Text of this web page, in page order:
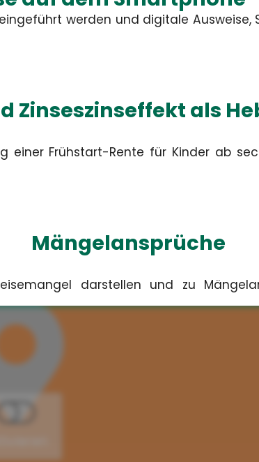
werden und digitale Ausweise,
Zinseszinseffekt als
einer Frühstart-Rente für Kinder ab
darstellen und zu
über KI:
über generative KI nur selten selbst ?
Die mit *